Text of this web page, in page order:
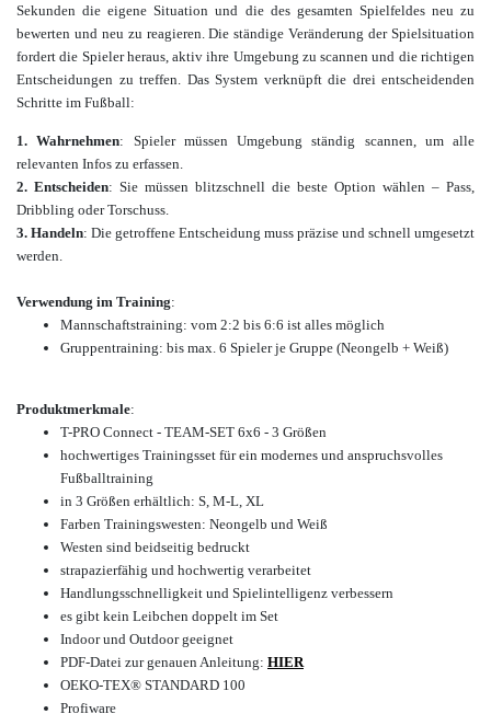
Sekunden die eigene Situation und die des gesamten Spielfeldes neu zu
bewerten und neu zu reagieren.Die ständige Veränderung der Spielsituation
fordert die Spieler heraus, aktiv ihre Umgebung zu scannen und die richtigen
Entscheidungen zu treffen. Das System verknüpft die drei entscheidenden
Schritte im Fußball:
1. Wahrnehmen: Spieler müssen Umgebung ständig scannen, um alle
relevanten Infos zu erfassen.
2. Entscheiden: Sie müssen blitzschnell die beste Option wählen – Pass,
Dribbling oder Torschuss.
3. Handeln: Die getroffene Entscheidung muss präzise und schnell umgesetzt
werden.
Verwendung im Training:
Mannschaftstraining: vom 2:2 bis 6:6 ist alles möglich
Gruppentraining: bis max. 6 Spieler je Gruppe (Neongelb + Weiß)
Produktmerkmale:
T-PRO Connect - TEAM-SET 6x6 - 3 Größen
hochwertiges Trainingsset für ein modernes und anspruchsvolles
Fußballtraining
in 3 Größen erhältlich: S, M-L, XL
Farben Trainingswesten: Neongelb und Weiß
Westen sind beidseitig bedruckt
strapazierfähig und hochwertig verarbeitet
Handlungsschnelligkeit und Spielintelligenz verbessern
es gibt kein Leibchen doppelt im Set
Indoor und Outdoor geeignet
PDF-Datei zur genauen Anleitung: HIER
OEKO-TEX® STANDARD 100
Profiware